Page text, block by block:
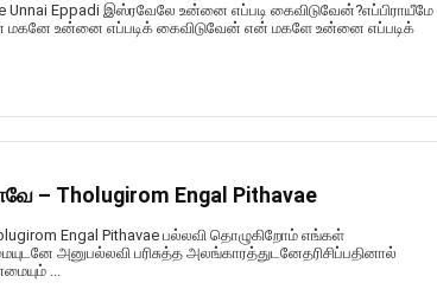
Eppadi இஸ்ரவேலே உன்னை எப்படி கைவிடுவேன்?எப்பிராயீமே
உன்னை எப்படிக் கைவிடுவேன் என் மகளே உன்னை எப்படிக்
– Tholugirom Engal Pithavae
Engal Pithavae பல்லவி தொழுகிறோம் எங்கள்
அனுபல்லவி பரிசுத்த அலங்காரத்துடனேதரிசிப்பதினால்
...